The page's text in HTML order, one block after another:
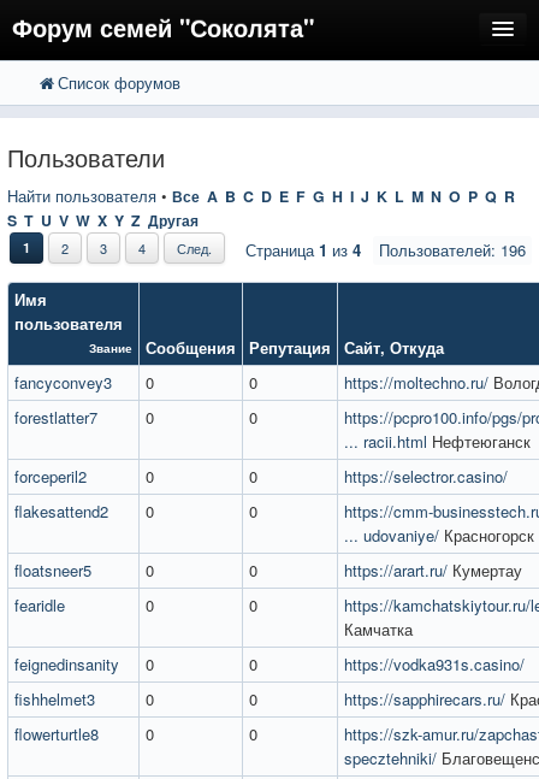
Форум семей "Соколята"
FAQ
Вход
Список форумов
Пользователи
Найти пользователя • Все A B C D E F G H I J K L M N O P Q R
S T U V W X Y Z Другая
Пользователей: 196
1 2 3 4 След. Страница1 из 4
Имя
пользователя
Звание Сообщения Репутация Сайт, Откуда
fancyconvey3
0 0 https://moltechno.ru/
forestlatter7
0 0
https://pcpro100.info/pgs/
... racii.html Нефтеюганск
forceperil2
0 0
https://selectror.casino/
flakesattend2
0 0
https://cmm-
... udovaniye/ Красногорск
floatsneer5
0 0 https://arart.ru/ Кумертау
fearidle
0 0
https://kamchatskiytour.ru/
Камчатка
feignedinsanity
0 0
https://vodka931s.casino/
fishhelmet3
0 0 https://sapphirecars.ru/
flowerturtle8
0 0
https://szk-amur.ru/
specztehniki/